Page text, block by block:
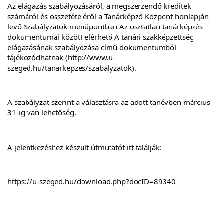
Az elágazás szabályozásáról, a megszerzendő kreditek
számáról és összetételéről a Tanárképző Központ honlapján
levő Szabályzatok menüpontban Az osztatlan tanárképzés
dokumentumai között elérhető A tanári szakképzettség
elágazásának szabályozása című dokumentumból
tájékozódhatnak (http://www.u-
szeged.hu/tanarkepzes/szabalyzatok).
A szabályzat szerint a választásra az adott tanévben március
31-ig van lehetőség.
A jelentkezéshez készült útmutatót itt találják:
https://u-szeged.hu/download.php?docID=89340